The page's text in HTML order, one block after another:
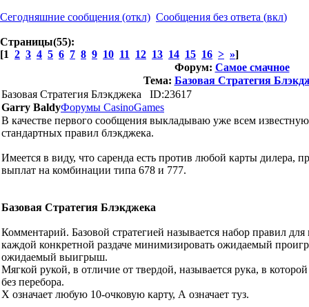
Сегодняшние сообщения (откл) Сообщения без ответа (вкл)
Страницы(55):
[1 2 3 4 5 6 7 8 9 10 11 12 13 14 15 16 > »]
Форум: Самое смачное
Тема: Базовая Стратегия
Базовая Стратегия Блэкджека
ID:23617
Garry BaldyФорумы CasinoGames
В качестве первого сообщения выкладываю уже всем
стандартных правил блэкджека.
Имеется в виду, что саренда есть против любой карты дилера,
выплат на комбинации типа 678 и 777.
Базовая Стратегия Блэкджека
Комментарий. Базовой стратегией называется набор правил
каждой конкретной раздаче минимизировать ожидаемый
ожидаемый выигрыш.
Мягкой рукой, в отличие от твердой, называется рука, в
без перебора.
Х означает любую 10-очковую карту, А означает туз.